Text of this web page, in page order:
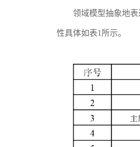
领域模型抽象地
性具体如表1所示。